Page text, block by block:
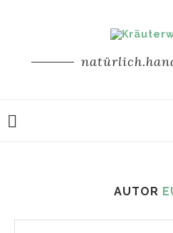
AUTOR